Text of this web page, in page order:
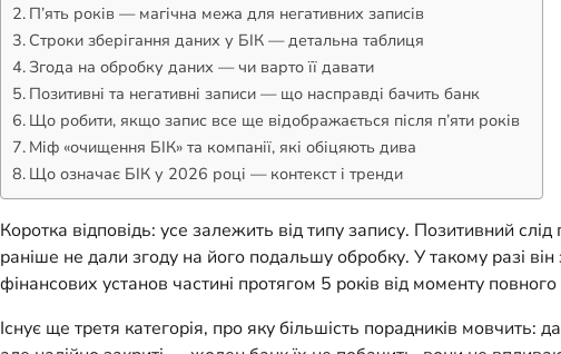
П’ять років — магічна межа для негативних записів
Строки зберігання даних у БІК — детальна таблиця
Згода на обробку даних — чи варто її давати
Позитивні та негативні записи — що насправді бачить банк
Що робити, якщо запис все ще відображається після п’яти років
Міф «очищення БІК» та компанії, які обіцяють дива
Що означає БІК у 2026 році — контекст і тренди
Коротка відповідь: усе залежить від типу запису. Позитивний
раніше не дали згоду на його подальшу обробку. У такому разі
фінансових установ частині протягом 5 років від моменту
Існує ще третя категорія, про яку більшість порадників